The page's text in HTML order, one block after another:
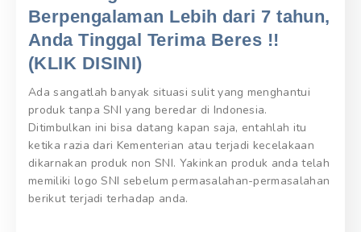
Berpengalaman Lebih dari 7 tahun,
Anda Tinggal Terima Beres !!
(KLIK DISINI)
Ada sangatlah banyak situasi sulit yang menghantui
produk tanpa SNI yang beredar di Indonesia.
Ditimbulkan ini bisa datang kapan saja, entahlah itu
ketika razia dari Kementerian atau terjadi kecelakaan
dikarnakan produk non SNI. Yakinkan produk anda telah
memiliki logo SNI sebelum permasalahan-permasalahan
berikut terjadi terhadap anda.